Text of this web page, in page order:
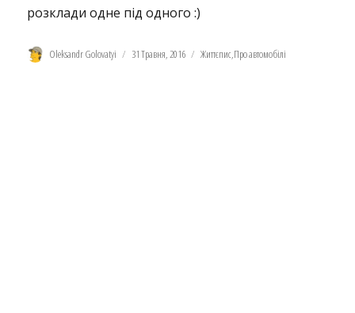
розклади одне під одного :)
Автор
Oleksandr Golovatyi Оприлюднено
31 Травня, 2016 Категорії
Життєпис,Про автомобілі